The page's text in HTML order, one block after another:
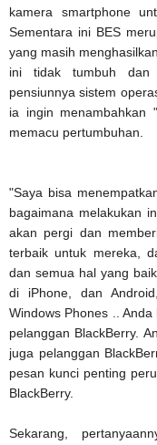
kamera smartphone
Sementara ini BES
yang masih
ini tidak tumbuh dan
pensiunnya sistem
ia ingin
memacu pertumbuhan.
"Saya bisa
bagaimana melakukan
akan pergi dan
terbaik untuk mereka,
dan semua hal yang
di iPhone, dan
Windows Phones ..
pelanggan BlackBerry.
juga pelanggan
pesan kunci penting
BlackBerry.
Sekarang,